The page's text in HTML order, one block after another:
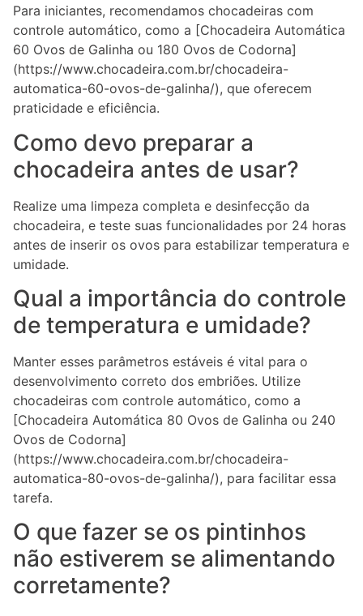
Para iniciantes, recomendamos chocadeiras com
controle automático, como a [Chocadeira Automática
60 Ovos de Galinha ou 180 Ovos de Codorna]
(https://www.chocadeira.com.br/chocadeira-
automatica-60-ovos-de-galinha/), que oferecem
praticidade e eficiência.
Como devo preparar a
chocadeira antes de usar?
Realize uma limpeza completa e desinfecção da
chocadeira, e teste suas funcionalidades por 24 horas
antes de inserir os ovos para estabilizar temperatura e
umidade.
Qual a importância do controle
de temperatura e umidade?
Manter esses parâmetros estáveis é vital para o
desenvolvimento correto dos embriões. Utilize
chocadeiras com controle automático, como a
[Chocadeira Automática 80 Ovos de Galinha ou 240
Ovos de Codorna]
(https://www.chocadeira.com.br/chocadeira-
automatica-80-ovos-de-galinha/), para facilitar essa
tarefa.
O que fazer se os pintinhos
não estiverem se alimentando
corretamente?